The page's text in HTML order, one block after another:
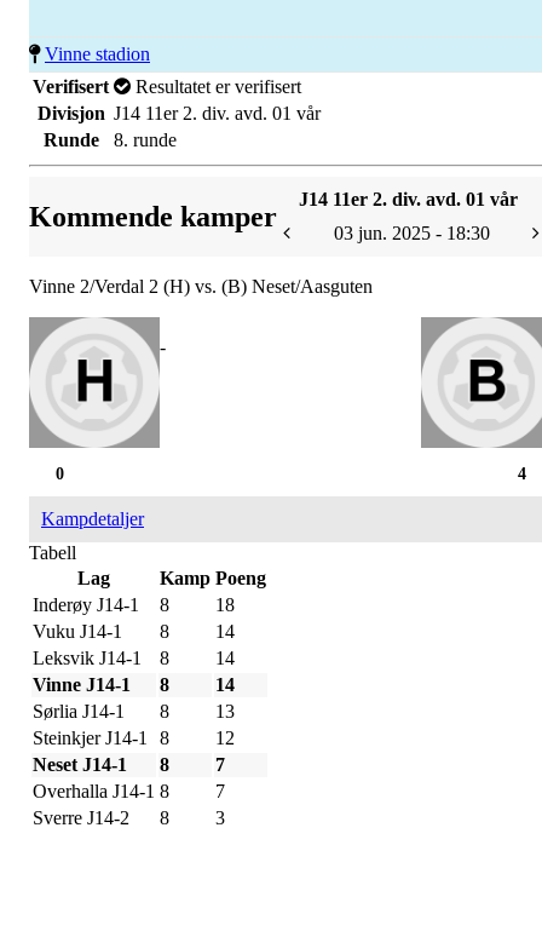
Vinne stadion
Verifisert
Resultatet er verifisert
Divisjon J14 11er 2. div. avd. 01 vår
Runde
8. runde
Kommende kamper
J14 11er 2. div. avd. 01 vår
03 jun. 2025 - 18:30
Vinne 2/Verdal 2 (H) vs. (B) Neset/Aasguten
-
4
0
Kampdetaljer
Tabell
Lag
Kamp Poeng
Inderøy J14-1
8
18
Vuku J14-1
8
14
Leksvik J14-1
8
14
Vinne J14-1
8
14
Sørlia J14-1
8
13
Steinkjer J14-1
8
12
Neset J14-1
8
7
Overhalla J14-1 8
7
Sverre J14-2
8 3